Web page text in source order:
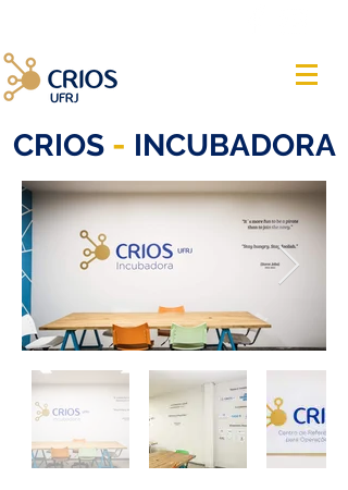
CRIOS - INCUBADORA